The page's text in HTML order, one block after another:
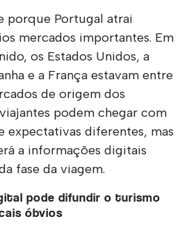
porque Portugal atrai
mercados importantes. Em
os Estados Unidos, a
e a França estavam entre
de origem dos
podem chegar com
expectativas diferentes, mas
a informações digitais
fase da viagem.
pode difundir o turismo
óbvios